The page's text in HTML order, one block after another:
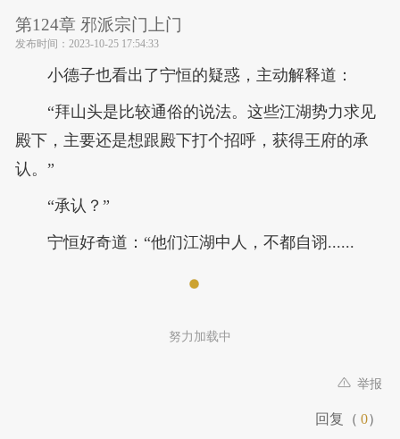
第124章 邪派宗门上门
发布时间： 2023-10-25 17:54:33
小德子也看出了宁恒的疑惑，主动解释道：
“拜山头是比较通俗的说法。这些江湖势力求见
殿下，主要还是想跟殿下打个招呼，获得王府的承
认。”
“承认？”
宁恒好奇道：“他们江湖中人，不都自诩......
努力加载中
举报
回复（ 0）